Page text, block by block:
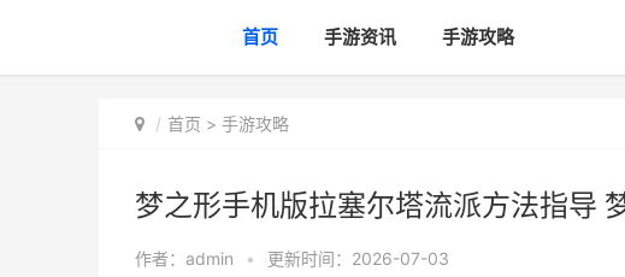
首页 手游资讯 手游攻略
首页 > 手游攻略
梦之形手机版拉塞尔塔流派方法指导
作者： admin • 更新时间：2026-07-03